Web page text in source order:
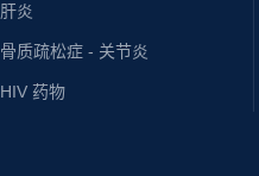
肝炎
骨质疏松症 - 关节炎
HIV 药物